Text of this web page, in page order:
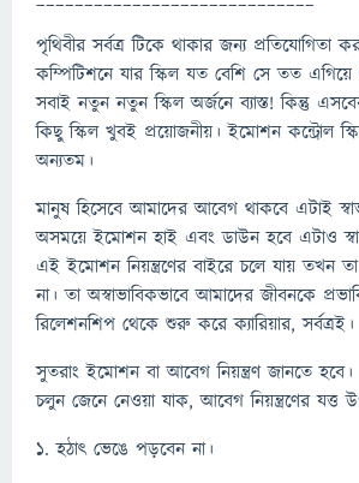
পৃথিবীর সর্বত্র টিকে থাকার জন্য প্রতিযোগিতা
কম্পিটিশনে যার স্কিল যত বেশি সে তত এগিয়ে
সবাই নতুন নতুন স্কিল অর্জনে ব্যাস্ত! কিন্তু
কিছু স্কিল খুবই প্রয়োজনীয়। ইমোশন কন্ট্রোল
অন্যতম।
মানুষ হিসেবে আমাদের আবেগ থাকবে এটাই
অসময়ে ইমোশন হাই এবং ডাউন হবে এটাও
এই ইমোশন নিয়ন্ত্রণের বাইরে চলে যায় তখন
না। তা অস্বাভাবিকভাবে আমাদের জীবনকে
রিলেশনশিপ থেকে শুরু করে ক্যারিয়ার, সর্বত্রই।
সুতরাং ইমোশন বা আবেগ নিয়ন্ত্রণ জানতে হবে।
চলুন জেনে নেওয়া যাক, আবেগ নিয়ন্ত্রণের যত্ত
১. হঠাৎ ভেঙে পড়বেন না।